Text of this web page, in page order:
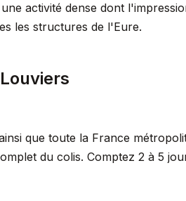
activité dense dont
les structures de l'Eure.
que toute la France
du colis. Comptez 2 à 5